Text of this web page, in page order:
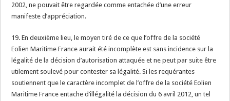
2002, ne pouvait être regardée comme entachée d’une erreur
manifeste d’appréciation.
19. En deuxième lieu, le moyen tiré de ce que l’offre de la société
Eolien Maritime France aurait été incomplète est sans incidence sur la
légalité de la décision d’autorisation attaquée et ne peut par suite être
utilement soulevé pour contester sa légalité. Si les requérantes
soutiennent que le caractère incomplet de l’offre de la société Eolien
Maritime France entache d’illégalité la décision du 6 avril 2012, un tel